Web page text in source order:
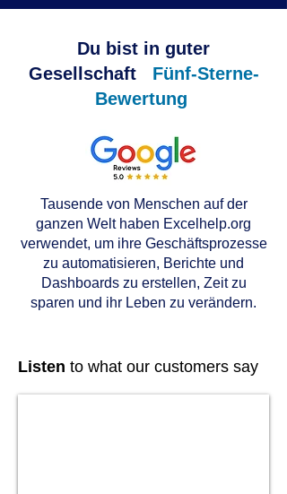
Du bist in guter
Gesellschaft
Fünf-Sterne-
Bewertung
Tausende von Menschen auf der
ganzen Welt haben Excelhelp.org
verwendet, um ihre Geschäftsprozesse
zu automatisieren, Berichte und
Dashboards zu erstellen, Zeit zu
sparen und ihr Leben zu verändern.
Listen to what our customers say